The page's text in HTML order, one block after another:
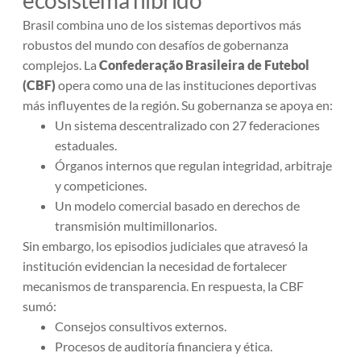
Brasil combina uno de los sistemas deportivos más
robustos del mundo con desafíos de gobernanza
complejos. La Confederação Brasileira de Futebol
(CBF) opera como una de las instituciones deportivas
más influyentes de la región. Su gobernanza se apoya en:
Un sistema descentralizado con 27 federaciones
estaduales.
Órganos internos que regulan integridad, arbitraje
y competiciones.
Un modelo comercial basado en derechos de
transmisión multimillonarios.
Sin embargo, los episodios judiciales que atravesó la
institución evidencian la necesidad de fortalecer
mecanismos de transparencia. En respuesta, la CBF
sumó:
Consejos consultivos externos.
Procesos de auditoría financiera y ética.